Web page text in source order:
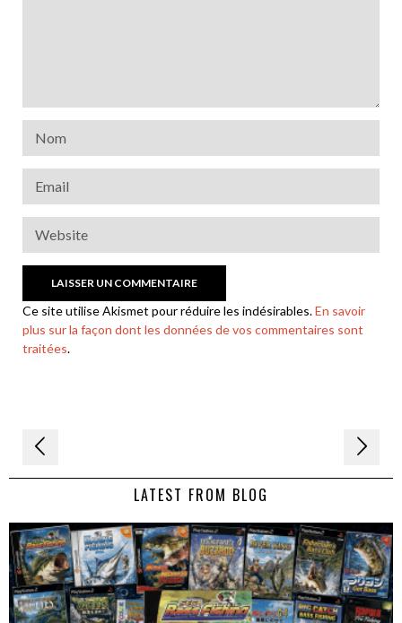
Ce site utilise Akismet pour réduire les indésirables.En savoir
plus sur la façon dont les données de vos commentaires sont
traitées.
Navigation
de LATEST FROM BLOG